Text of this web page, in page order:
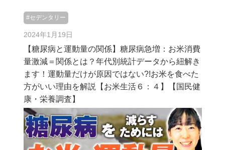
#セデンタリー
2024年1月19日
【糖尿病と運動量の関係】糖尿病急増：お米消費
量激減＝関係とは？年代別統計データから紐解き
ます！運動量だけが原因ではない?!お米を食べた
方がいい理由を解説【お米生活６：４】【国民健
康・栄養調査】